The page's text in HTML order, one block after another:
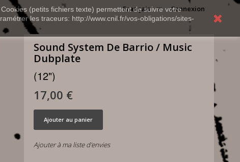
(petits fichiers texte) permettent de suivre votre
les traceurs: http://www.cnil.fr/vos-obligations/sites-
Connexion
Français
Sound System De Barrio / Music
Dubplate
(12")
17,00 €
Ajouter au panier
Ajouter à ma liste d'envies